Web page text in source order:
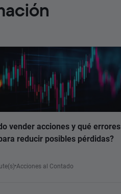
vender acciones y qué errores
reducir posibles pérdidas?
Acciones al Contado